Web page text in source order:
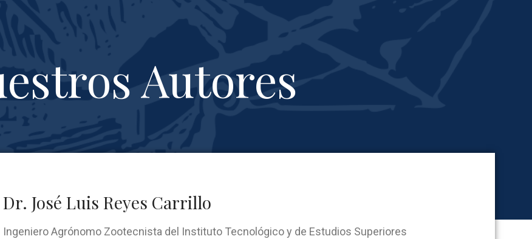
Autores
Dr. José Luis Reyes Carrillo
Ingeniero Agrónomo Zootecnista del Instituto Tecnológico y de Estudios Superiores